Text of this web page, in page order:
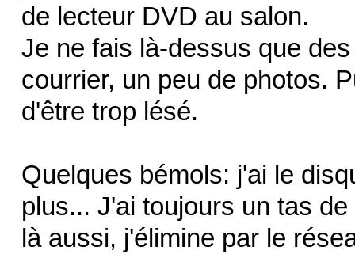
de lecteur DVD au salon.
Je ne fais là-dessus que
courrier, un peu de photos.
d'être trop lésé.
Quelques bémols: j'ai le
plus... J'ai toujours un tas
là aussi, j'élimine par le